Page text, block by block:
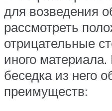
для возведения
рассмотреть
отрицательные
иного
беседка из него
преимуществ: